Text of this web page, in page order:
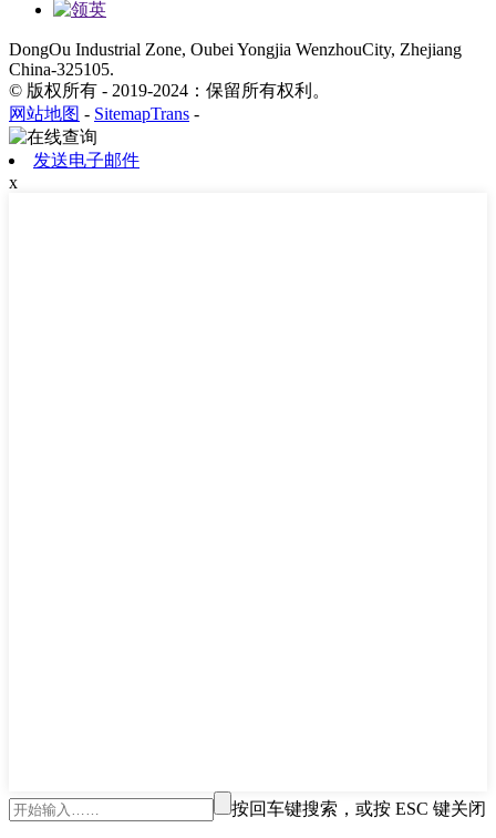
DongOu Industrial Zone, Oubei Yongjia WenzhouCity, Zhejiang
China-325105.
© 版权所有 - 2019-2024：保留所有权利。
网站地图 - SitemapTrans -
发送电子邮件
x
按回车键搜索，或按 ESC 键关闭